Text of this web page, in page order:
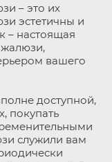
– это их
эстетичны и
– настоящая
жалюзи,
вашего
доступной,
покупать
служили вам